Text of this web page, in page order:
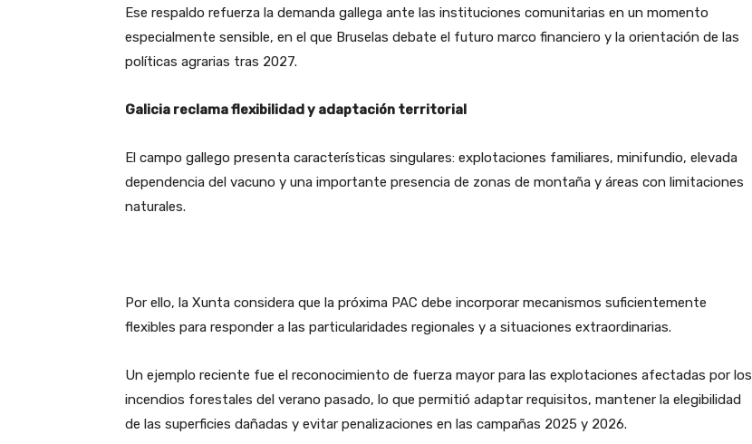
Ese respaldo refuerza la demanda gallega ante las instituciones comunitarias en un momento
especialmente sensible, en el que Bruselas debate el futuro marco financiero y la orientación de las
políticas agrarias tras 2027.
Galicia reclama flexibilidad y adaptación territorial
El campo gallego presenta características singulares: explotaciones familiares, minifundio, elevada
dependencia del vacuno y una importante presencia de zonas de montaña y áreas con limitaciones
naturales.
Por ello, la Xunta considera que la próxima PAC debe incorporar mecanismos suficientemente
flexibles para responder a las particularidades regionales y a situaciones extraordinarias.
Un ejemplo reciente fue el reconocimiento de fuerza mayor para las explotaciones afectadas por los
incendios forestales del verano pasado, lo que permitió adaptar requisitos, mantener la elegibilidad
de las superficies dañadas y evitar penalizaciones en las campañas 2025 y 2026.